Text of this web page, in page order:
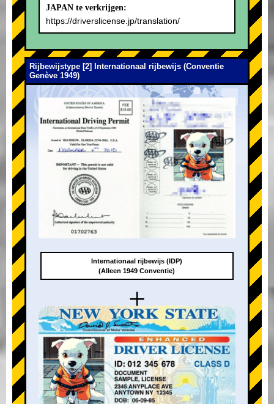
JAPAN te verkrijgen:
https://driverslicense.jp/translation/
Rijbewijstype [2] Internationaal rijbewijs (Conventie
Genève 1949)
+
Internationaal rijbewijs (IDP)
(Alleen 1949 Conventie)